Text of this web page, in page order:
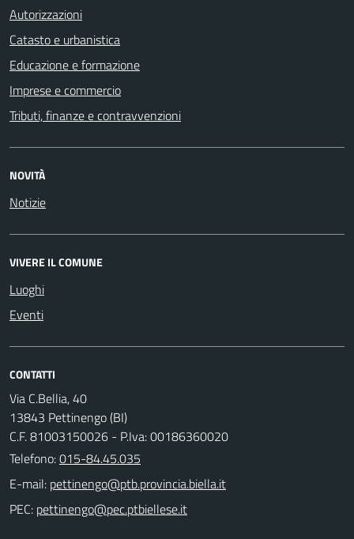
Autorizzazioni
Catasto e urbanistica
Educazione e formazione
Imprese e commercio
Tributi, finanze e contravvenzioni
NOVITÀ
Notizie
VIVERE IL COMUNE
Luoghi
Eventi
CONTATTI
Via C.Bellia, 40
13843 Pettinengo (BI)
C.F. 81003150026 - P.Iva: 00186360020
Telefono:015-84.45.035
E-mail:
PEC: